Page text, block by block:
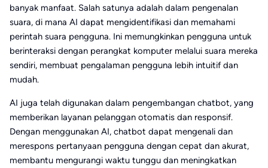
banyak manfaat. Salah satunya adalah dalam pengenalan
suara, di mana AI dapat mengidentifikasi dan memahami
perintah suara pengguna. Ini memungkinkan pengguna untuk
berinteraksi dengan perangkat komputer melalui suara mereka
sendiri, membuat pengalaman pengguna lebih intuitif dan
mudah.
AI juga telah digunakan dalam pengembangan chatbot, yang
memberikan layanan pelanggan otomatis dan responsif.
Dengan menggunakan AI, chatbot dapat mengenali dan
merespons pertanyaan pengguna dengan cepat dan akurat,
membantu mengurangi waktu tunggu dan meningkatkan